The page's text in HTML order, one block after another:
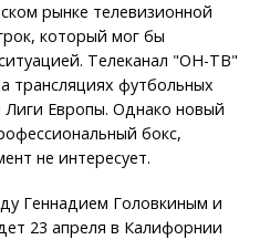
рынке телевизионной
который мог бы
Телеканал "ОН-ТВ"
трансляциях футбольных
Европы. Однако новый
бокс,
не интересует.
Геннадием Головкиным и
23 апреля в Калифорнии